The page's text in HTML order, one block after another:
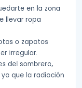
en la zona
llevar ropa
o zapatos
irregular.
del sombrero,
que la radiación